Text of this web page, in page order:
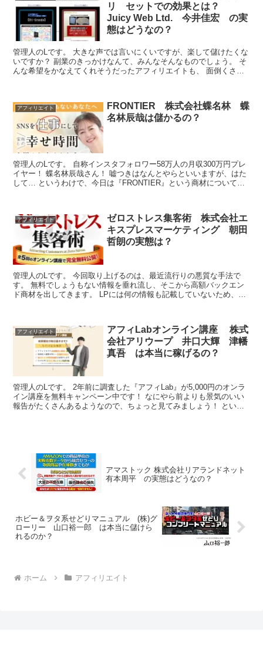
リ セットでの効果とは？
Juicy Web Ltd. 今井佳宏 の実
態はどうなの？
管理人のLです。 大きな声では言いにくいですが、楽して儲けたくな
いですか？ 副業のきっかけなんて、みんなそんなものでしょう。 そ
んな希望をかなえてくれそうだったアフィリエイトも、 面倒くさく
アフィリエイト
FRONTIER 株式会社蝶名林 蝶
名林辰哉は儲かるの？
管理人のLです。 自称インスタフォロワー58万人の月収300万円プレ
イヤー！ 蝶名林辰哉さん！ 嘘つきはなんとやらといいますが、はた
して… というわけで、今日は『FRONTIER』という商材について取
アフィリエイト
ゼロストレス集客術 株式会社エ
キスプレスマーケティング 朝田
哲朗の実態は？
管理人のLです。 今回取り上げるのは、最近流行りの悪質な手法で
す。 無料でしょうもない情報を垂れ流し、そこから高額バックエン
ド商材を出してきます。 LPには何の情報も記載していないため、普
アフィリエイト
アフィLabオンライン講座 株式
会社アリウープ 井口大輝 津幡
真吾 は本当に稼げるの？
管理人のLです。 2年前に調査した『アフィLab』が5,000円のオンラ
イン講座を無料キャンペーン中です！ なにやら前よりも景気のいい
報告がたくさんあるようなので、ちょっと見てみましょう！ という
アマストック 株式会社リアランドネット
有本周平 の実態はどうなの？
ホビー＆ヲタ系せどりマニュアル (株)グ
ローリー 山口裕一郎 は本当に儲けら
れるのか？
ホーム アフィリエイト